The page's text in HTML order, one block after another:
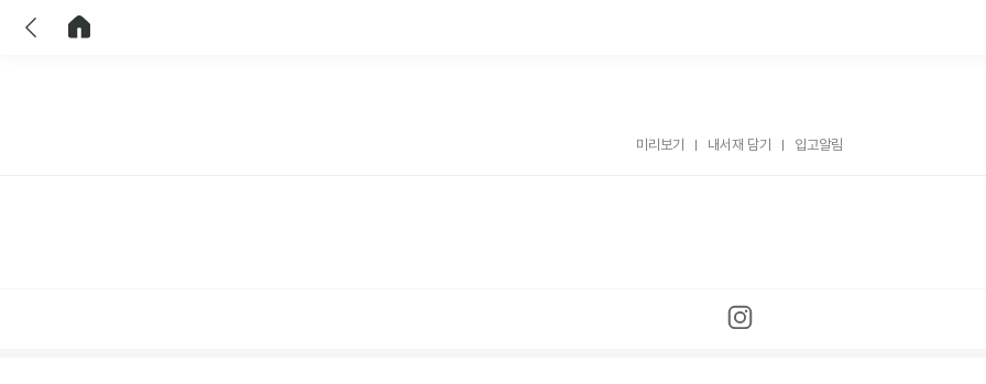
미리보기 내서재 담기 입고알림